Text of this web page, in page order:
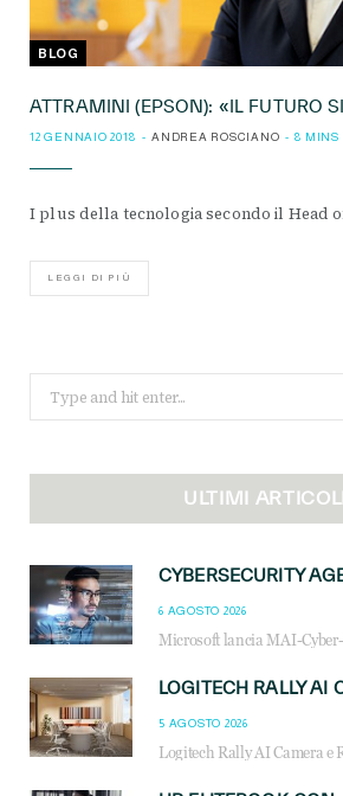
BLOG
ATTRAMINI (EPSON): «IL FUTURO
12 GENNAIO 2018 ANDREA ROSCIANO 8 MINS
I plus della tecnologia secondo il Head
LEGGI DI PIÙ
for:
ULTIMI ARTICOLI
6 AGOSTO 2026
5 AGOSTO 2026